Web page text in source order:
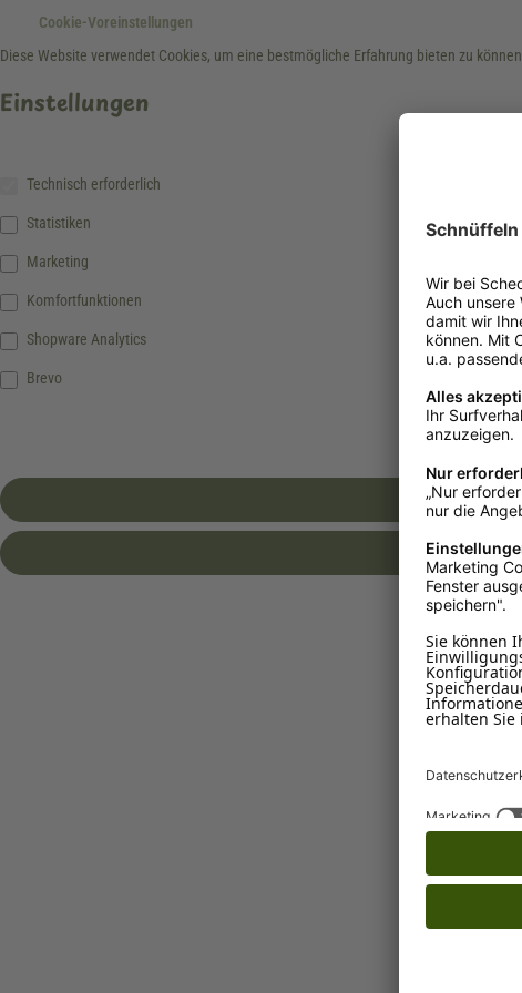
Cookie-Voreinstellungen
Diese Website verwendet Cookies, um eine bestmögliche Erfahrung bieten zu können.
Einstellungen
Technisch erforderlich
Statistiken
Marketing
Komfortfunktionen
Shopware Analytics
Brevo